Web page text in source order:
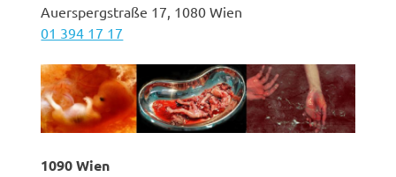
Auerspergstraße 17, 1080 Wien
01 394 17 17
1090 Wien